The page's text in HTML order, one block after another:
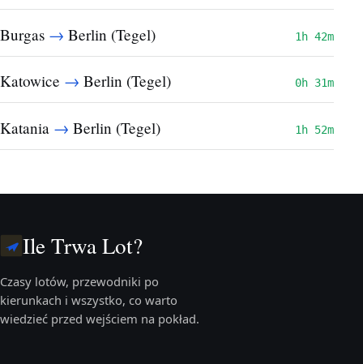
Burgas → Berlin (Tegel) 1h 42m
Katowice → Berlin (Tegel) 0h 31m
Katania → Berlin (Tegel) 1h 52m
Ile Trwa Lot?
Czasy lotów, przewodniki po
kierunkach i wszystko, co warto
wiedzieć przed wejściem na pokład.